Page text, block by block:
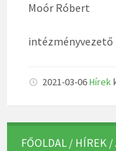
Moór Róbert
intézményvezető
2021-03-06Hírek
FŐOLDAL / HÍREK